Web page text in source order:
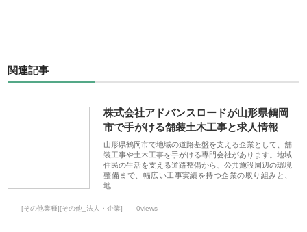
関連記事
株式会社アドバンスロードが山形県鶴岡
市で手がける舗装土木工事と求人情報
山形県鶴岡市で地域の道路基盤を支える企業として、舗
装工事や土木工事を手がける専門会社があります。地域
住民の生活を支える道路整備から、公共施設周辺の環境
整備まで、幅広い工事実績を持つ企業の取り組みと、
地…
[その他業種][その他_法人・企業] 0views